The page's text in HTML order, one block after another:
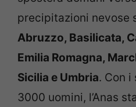
precipitazioni nevose
Abruzzo, Basilicata,
Emilia Romagna,
Sicilia e Umbria. Con i
3000 uomini, l’Anas